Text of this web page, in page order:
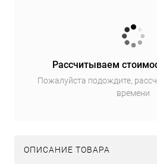
Рассчитываем
Пожалуйста подождите,
времени
ОПИСАНИЕ ТОВАРА